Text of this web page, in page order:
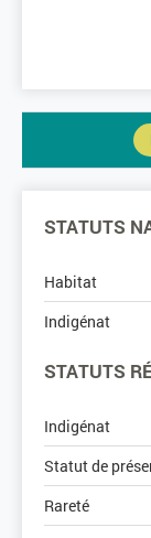
STATUTS
Habitat
Indigénat
STATUTS
Indigénat
Statut de
Rareté